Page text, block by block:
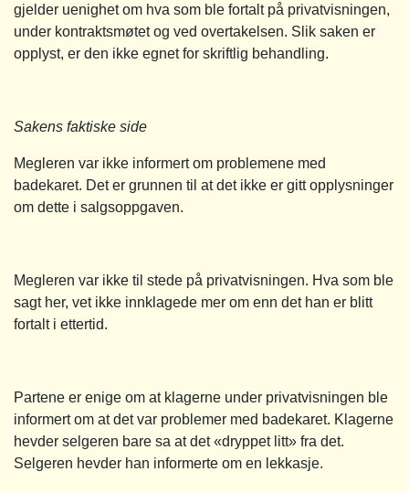
gjelder uenighet om hva som ble fortalt på privatvisningen,
under kontraktsmøtet og ved overtakelsen. Slik saken er
opplyst, er den ikke egnet for skriftlig behandling.
Sakens faktiske side
Megleren var ikke informert om problemene med
badekaret. Det er grunnen til at det ikke er gitt opplysninger
om dette i salgsoppgaven.
Megleren var ikke til stede på privatvisningen. Hva som ble
sagt her, vet ikke innklagede mer om enn det han er blitt
fortalt i ettertid.
Partene er enige om at klagerne under privatvisningen ble
informert om at det var problemer med badekaret. Klagerne
hevder selgeren bare sa at det «dryppet litt» fra det.
Selgeren hevder han informerte om en lekkasje.